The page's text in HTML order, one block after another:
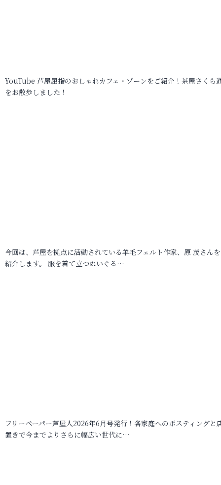
YouTube 芦屋屈指のおしゃれカフェ・ゾーンをご紹介！茶屋さくら
をお散歩しました！
今回は、芦屋を拠点に活動されている羊毛フェルト作家、原 茂さん
紹介します。 服を着て立つぬいぐる…
フリーペーパー芦屋人2026年6月号発行！各家庭へのポスティングと
置きで今までよりさらに幅広い世代に…